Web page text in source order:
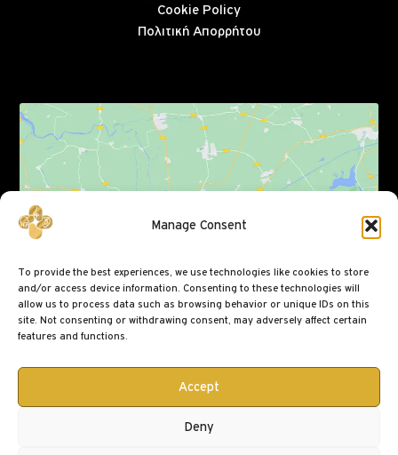
Manage Consent
To provide the best experiences, we use technologies like cookies to store
and/or access device information. Consenting to these technologies will
allow us to process data such as browsing behavior or unique IDs on this
site. Not consenting or withdrawing consent, may adversely affect certain
features and functions.
Accept
Deny
Cookie Policy
Πολιτική Απορρήτου
Click to accept marketing cookies and enable